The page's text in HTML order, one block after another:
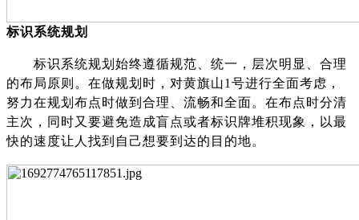
标识系统规划
标识系统规划始终遵循规范、统一，层次明显、合理
的布局原则。在做规划时，对黄旗山1号进行全面考虑，
努力在规划布点时做到合理、流畅和全面。在布点时分清
主次，同时又要避免造成盲点或者标识牌堆积现象，以最
快的速度让人找到自己想要到达的目的地。